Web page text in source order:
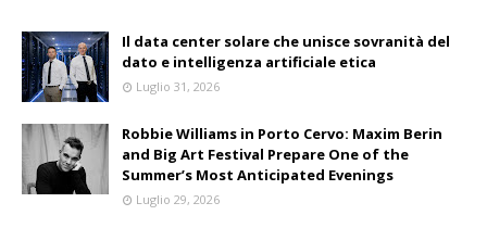
Il data center solare che unisce sovranità del
dato e intelligenza artificiale etica
Luglio 31, 2026
Robbie Williams in Porto Cervo: Maxim Berin
and Big Art Festival Prepare One of the
Summer’s Most Anticipated Evenings
Luglio 29, 2026